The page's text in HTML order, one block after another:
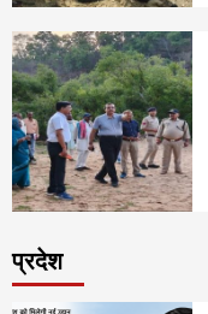
प्रदेश